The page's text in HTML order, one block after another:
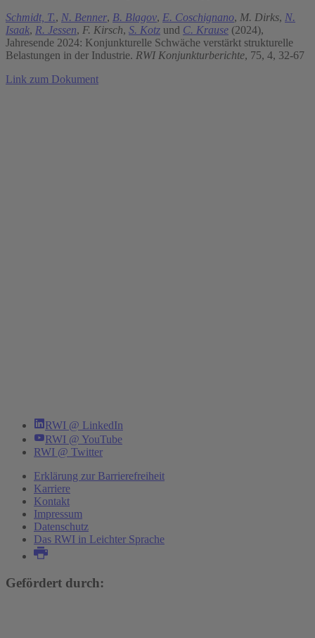
Schmidt, T., N. Benner, B. Blagov, E. Coschignano, M. Dirks, N.
Isaak, R. Jessen, F. Kirsch, S. Kotz und C. Krause (2024),
Jahresende 2024: Konjunkturelle Schwäche verstärkt strukturelle
Belastungen in der Industrie. RWI Konjunkturberichte, 75, 4, 32-67
Link zum Dokument
RWI @ LinkedIn
RWI @ YouTube
RWI @ Twitter
Erklärung zur Barrierefreiheit
Karriere
Kontakt
Impressum
Datenschutz
Das RWI in Leichter Sprache
Gefördert durch: